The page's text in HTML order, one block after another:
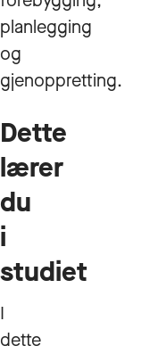
planlegging
og
gjenoppretting.
Dette
lærer
du
i
studiet
I
dette